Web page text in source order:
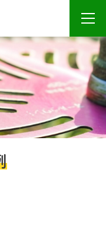
メニ